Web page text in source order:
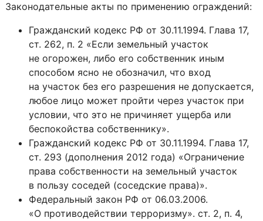
Законодательные акты по применению ограждений:
Гражданский кодекс РФ от 30.11.1994. Глава 17,
ст. 262, п. 2 «Если земельный участок
не огорожен, либо его собственник иным
способом ясно не обозначил, что вход
на участок без его разрешения не допускается,
любое лицо может пройти через участок при
условии, что это не причиняет ущерба или
беспокойства собственнику».
Гражданский кодекс РФ от 30.11.1994. Глава 17,
ст. 293 (дополнения 2012 года) «Ограничение
права собственности на земельный участок
в пользу соседей (соседские права)».
Федеральный закон РФ от 06.03.2006.
«О противодействии терроризму». ст. 2, п. 4,